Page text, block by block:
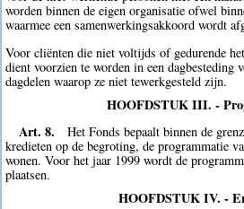
worden binnen de eigen organisatie ofwel
waarmee een samenwerkingsakkoord wordt
Voor cliënten die niet voltijds of gedurende
dient voorzien te worden in een dagbesteding
dagdelen waarop ze niet tewerkgesteld zijn.
HOOFDSTUK III. -
Art. 8.
Het Fonds bepaalt binnen de
kredieten op de begroting, de programmatie
wonen. Voor het jaar 1999 wordt de
plaatsen.
HOOFDSTUK IV. -